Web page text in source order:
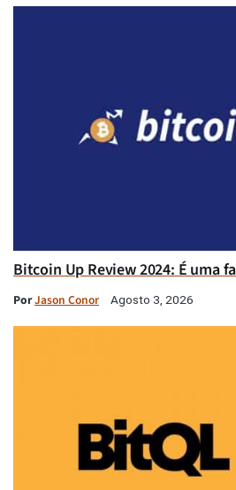
Bitcoin Up Review 2024: É uma
PorJason Conor Agosto 3, 2026